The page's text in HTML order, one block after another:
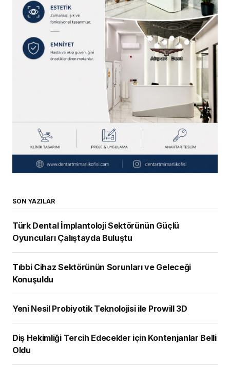
SON YAZILAR
Türk Dental İmplantoloji Sektörünün Güçlü
Oyuncuları Çalıştayda Buluştu
Tıbbi Cihaz Sektörünün Sorunları ve Geleceği
Konuşuldu
Yeni Nesil Probiyotik Teknolojisi ile Prowill 3D
Diş Hekimliği Tercih Edecekler için Kontenjanlar Belli
Oldu